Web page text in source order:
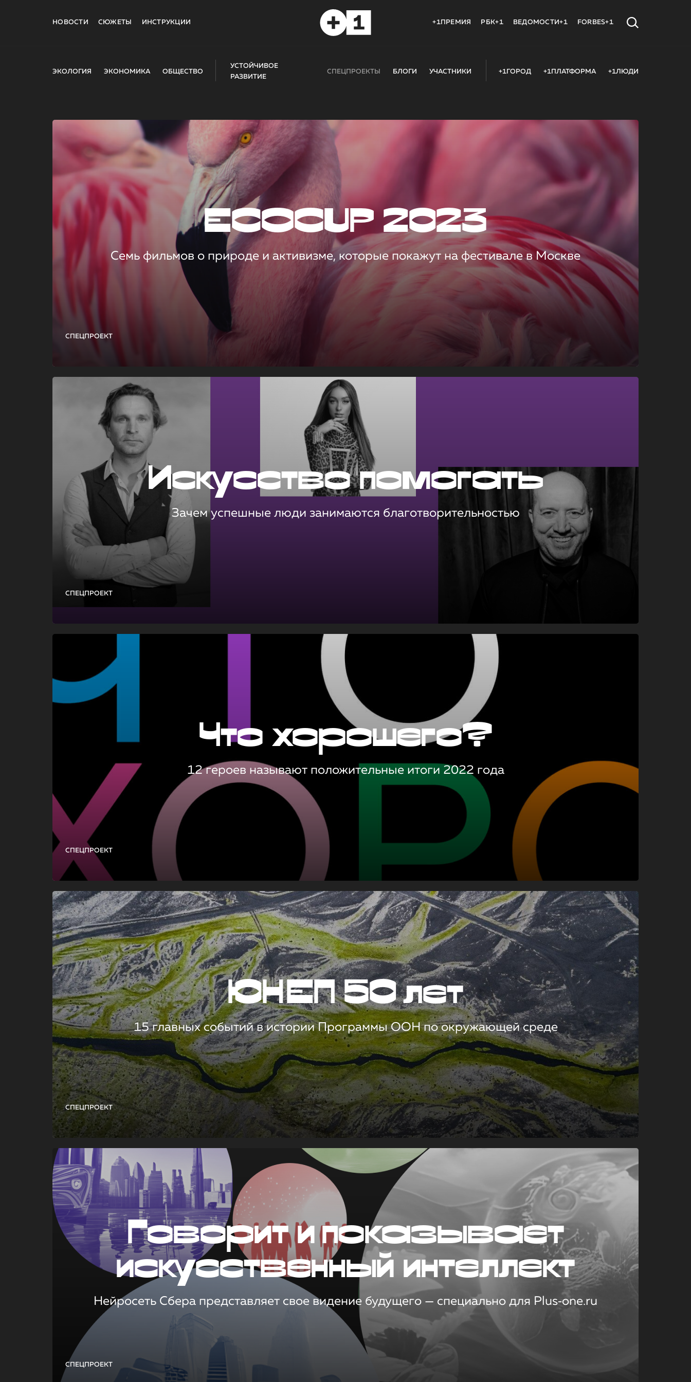
НОВОСТИ СЮЖЕТЫ ИНСТРУКЦИИ +1ПРЕМИЯ РБК+1 ВЕДОМОСТИ+1 FORBES+1
ЭКОЛОГИЯ ЭКОНОМИКА ОБЩЕСТВО
УСТОЙЧИВОЕ
РАЗВИТИЕ
СПЕЦПРОЕКТЫ БЛОГИ УЧАСТНИКИ +1ГОРОД +1ПЛАТФОРМА +1ЛЮДИ
СПЕЦПРОЕКТ
ECOCUP 2023
Семь фильмов о природе и активизме, которые покажут на фестивале в Москве
СПЕЦПРОЕКТ
Искусство помогать
Зачем успешные люди занимаются благотворительностью
СПЕЦПРОЕКТ
Что хорошего?
12 героев называют положительные итоги 2022 года
СПЕЦПРОЕКТ
ЮНЕП 50 лет
15 главных событий в истории Программы ООН по окружающей среде
СПЕЦПРОЕКТ
Говорит и показывает
искусственный интеллект
Нейросеть Сбера представляет свое видение будущего — специально для Plus‑one.ru